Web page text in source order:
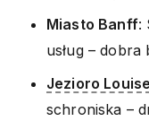
Miasto Banff:
usług –
Jezioro Louise
schroniska –